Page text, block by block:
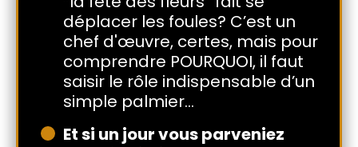
déplacer les foules? C’est un
chef d'œuvre, certes, mais pour
comprendre POURQUOI, il faut
saisir le rôle indispensable d’un
simple palmier…
Et si un jour vous parveniez